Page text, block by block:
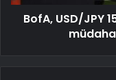
BofA, USD/JPY